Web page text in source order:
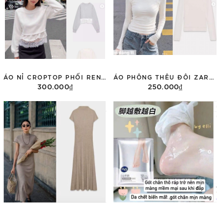
300.000₫
Tùy chọn
250.000₫
Tùy chọn